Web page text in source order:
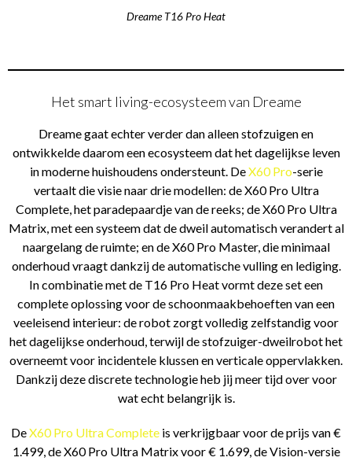
Dreame T16 Pro Heat
Het smart living-ecosysteem van Dreame
Dreame gaat echter verder dan alleen stofzuigen en
ontwikkelde daarom een ecosysteem dat het dagelijkse leven
in moderne huishoudens ondersteunt. DeX60 Pro-serie
vertaalt die visie naar drie modellen: de X60 Pro Ultra
Complete, het paradepaardje van de reeks; de X60 Pro Ultra
Matrix, met een systeem dat de dweil automatisch verandert al
naargelang de ruimte; en de X60 Pro Master, die minimaal
onderhoud vraagt dankzij de automatische vulling en lediging.
In combinatie met de T16 Pro Heat vormt deze set een
complete oplossing voor de schoonmaakbehoeften van een
veeleisend interieur: de robot zorgt volledig zelfstandig voor
het dagelijkse onderhoud, terwijl de stofzuiger-dweilrobot het
overneemt voor incidentele klussen en verticale oppervlakken.
Dankzij deze discrete technologie heb jij meer tijd over voor
wat echt belangrijk is.
DeX60 Pro Ultra Complete is verkrijgbaar voor de prijs van €
1.499, de X60 Pro Ultra Matrix voor € 1.699, de Vision-versie